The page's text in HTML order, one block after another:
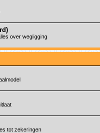
over wegligging
tot zekeringen